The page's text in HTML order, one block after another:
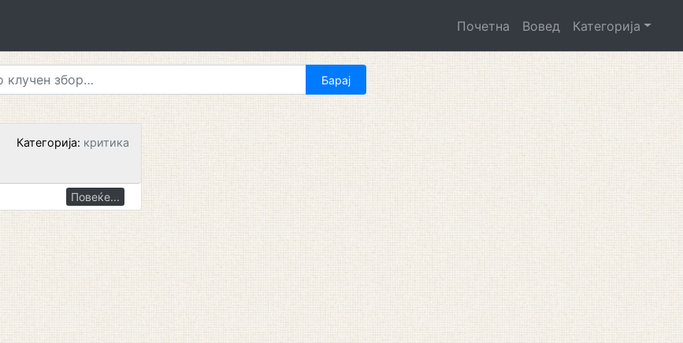
Почетна Вовед Категорија
Категорија: критика
Повеќе...